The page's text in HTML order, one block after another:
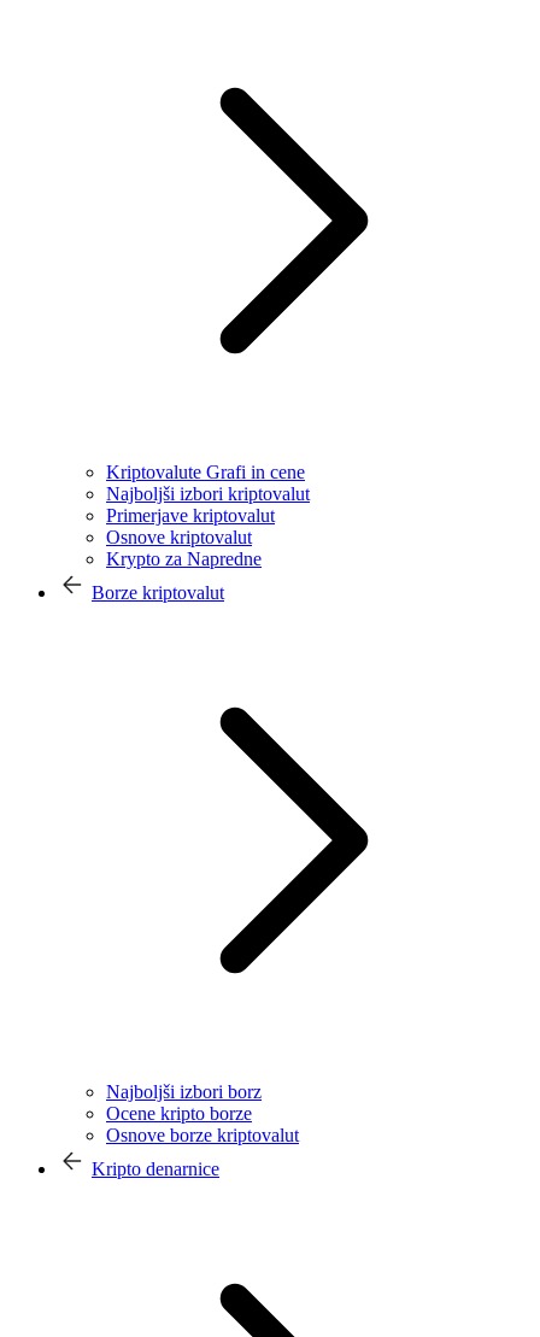
Kriptovalute Grafi in cene
Najboljši izbori kriptovalut
Primerjave kriptovalut
Osnove kriptovalut
Krypto za Napredne
Borze kriptovalut
Najboljši izbori borz
Ocene kripto borze
Osnove borze kriptovalut
Kripto denarnice